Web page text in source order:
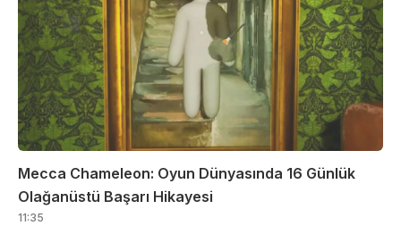
Mecca Chameleon: Oyun Dünyasında 16 Günlük
Olağanüstü Başarı Hikayesi
11:35